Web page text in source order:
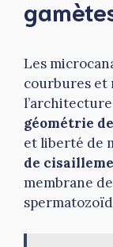
Les
courbures et
géométrie
et liberté de
de
membrane